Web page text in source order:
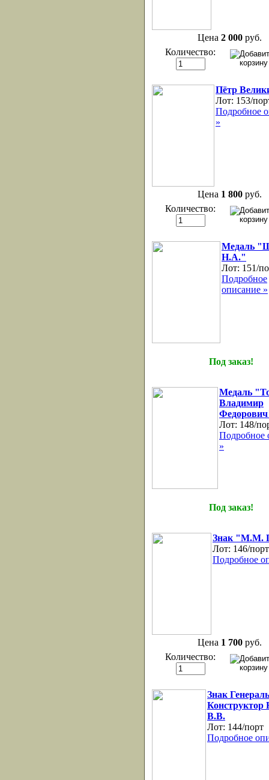
Цена 2 000 руб.
Количество:
Пётр
Лот: 153/
Подробное
»
Цена 1 800 руб.
Количество:
Медаль
Н.А."
Лот: 151/
Подробное
описание »
Под заказ!
Медаль
Владимир
Лот: 148/
Подробное
»
Под заказ!
Знак "М.М.
Лот: 146/порт
Подробное
Цена 1 700 руб.
Количество:
Знак
Конструктор
В.В.
Лот: 144/порт
Подробное